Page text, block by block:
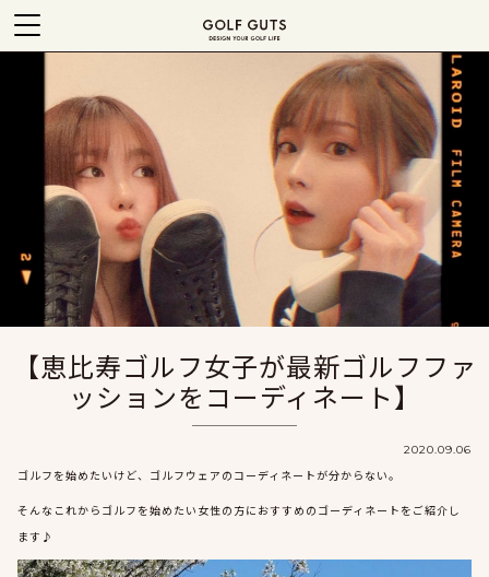
【恵比寿ゴルフ女子が最新ゴルフファ
ッションをコーディネート】
2020.09.06
ゴルフを始めたいけど、ゴルフウェアのコーディネートが分からない。
そんなこれからゴルフを始めたい女性の方におすすめのゴーディネートをご紹介し
ます♪